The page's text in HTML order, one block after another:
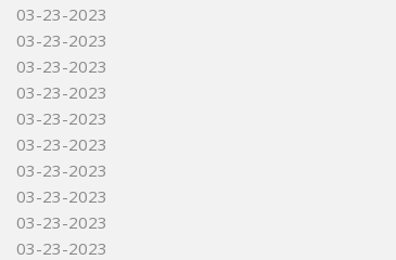
03-23-2023
03-23-2023
03-23-2023
03-23-2023
03-23-2023
03-23-2023
03-23-2023
03-23-2023
03-23-2023
03-23-2023